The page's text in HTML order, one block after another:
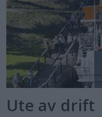
Ute av drift